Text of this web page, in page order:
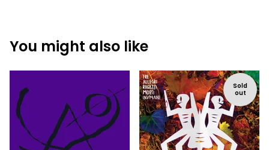
You might also like
Sold
out